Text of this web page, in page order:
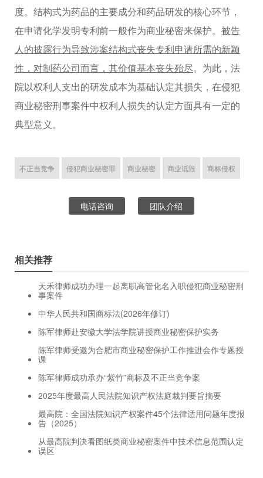
度。结构式为药品的主要成分和药品研发的核心环节，
在申请化学发明专利前一般作为商业秘密来保护。 被告
人的披露行为导致涉案结构式丧失专利申请所需的新颖
性，对制药公司而言，其价值基本丧失殆尽。为此，法
院以权利人支出的研发成本为基础认定其损失，在侵犯
商业秘密刑事案件中权利人损失的认定方面具有一定的
典型意义。
不正当竞争 侵犯商业秘密罪 商业秘密 商业诋毁 商标侵权
电话咨询 团队介绍
相关推荐
天禾律师成功办理一起离职高管化名入职侵犯商业秘密刑
事案件
中华人民共和国商标法(2026年修订)
陈军律师赴安徽大学法学院讲授商业秘密保护实务
陈军律师受邀为合肥市商业秘密保护工作推进会作专题授
课
陈军律师成功承办“紫竹”商标及不正当竞争案
2025年度最高人民法院知识产权法庭裁判要旨摘要
最高院：全国法院知识产权案件45个法律适用问题年度报
告（2025）
从最高院判决看图纸类商业秘密案件中技术信息范围认定
误区